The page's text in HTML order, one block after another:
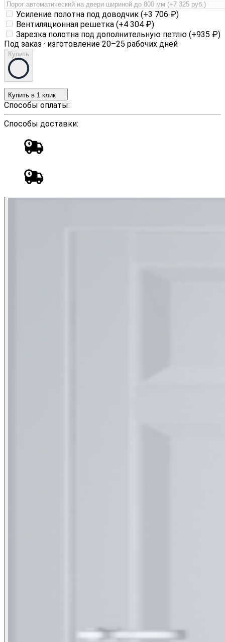
Усиление полотна под доводчик (+3 706 ₽)
Вентиляционная решетка (+4 304 ₽)
Зарезка полотна под дополнительную петлю (+935 ₽)
Под заказ · изготовление 20–25 рабочих дней
Купить
Купить в 1 клик
Способы оплаты:
Способы доставки: